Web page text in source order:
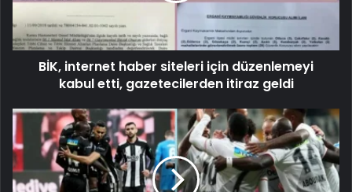
BİK, internet haber siteleri için düzenlemeyi
kabul etti, gazetecilerden itiraz geldi